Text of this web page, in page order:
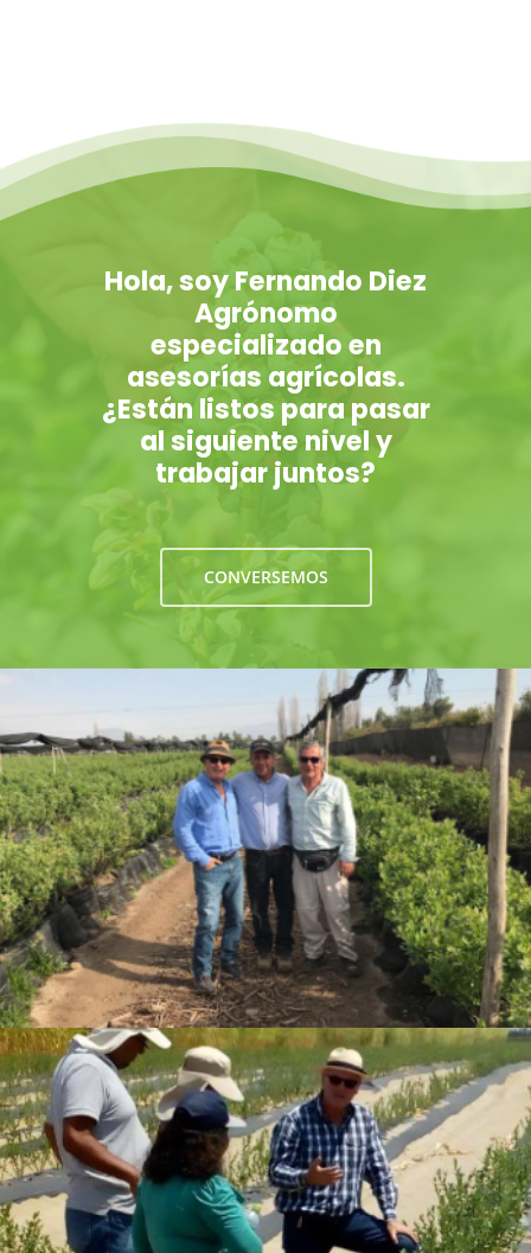
Hola, soy Fernando Diez
Agrónomo
especializado en
asesorías agrícolas.
¿Están listos para pasar
al siguiente nivel y
trabajar juntos?
CONVERSEMOS